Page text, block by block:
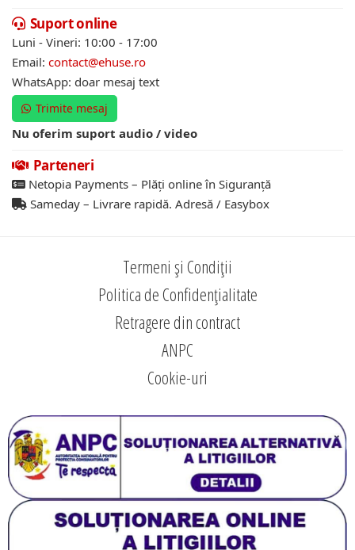
Suport online
Luni - Vineri: 10:00 - 17:00
Email: contact@ehuse.ro
WhatsApp: doar mesaj text
Trimite mesaj
Nu oferim suport audio / video
Parteneri
Netopia Payments – Plăți online în Siguranță
Sameday – Livrare rapidă. Adresă / Easybox
Termeni și Condiții
Politica de Confidențialitate
Retragere din contract
ANPC
Cookie-uri